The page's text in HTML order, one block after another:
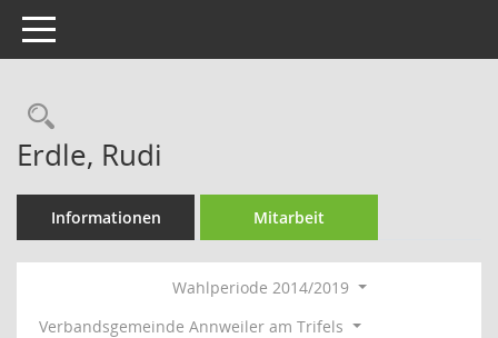
Toggle navigation
Rechercheauswahl
Erdle, Rudi
Informationen Mitarbeit
Wahlperiode 2014/2019
Verbandsgemeinde Annweiler am Trifels